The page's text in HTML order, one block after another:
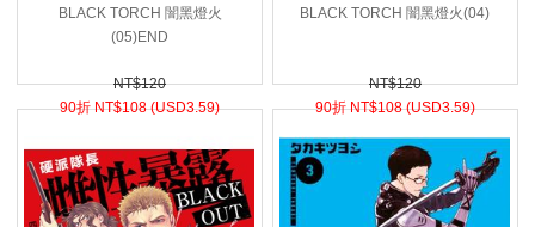
BLACK TORCH 闇黑燈火
(05)END
NT$120
90折 NT$108 (USD3.59)
BLACK TORCH 闇黑燈火(04)
NT$120
90折 NT$108 (USD3.59)